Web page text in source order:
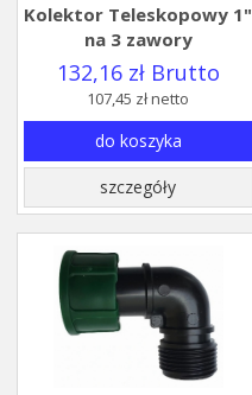
Kolektor Teleskopowy 1"
na 3 zawory
132,16 zł Brutto
107,45 zł netto
do koszyka
szczegóły